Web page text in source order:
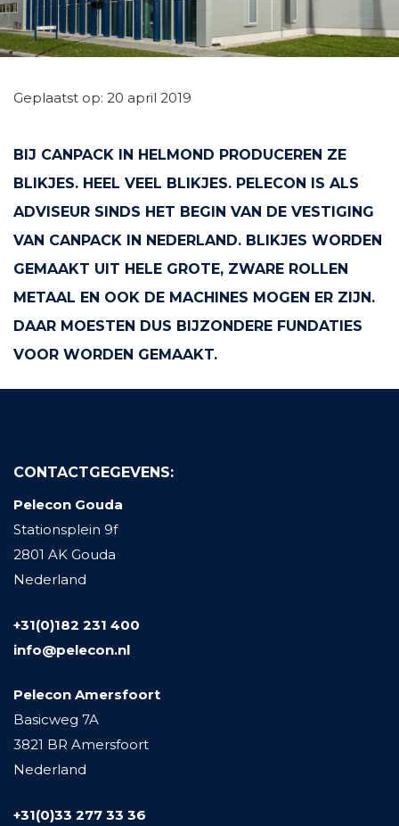
Geplaatst op: 20 april 2019
BIJ CANPACK IN HELMOND PRODUCEREN ZE
BLIKJES. HEEL VEEL BLIKJES. PELECON IS ALS
ADVISEUR SINDS HET BEGIN VAN DE VESTIGING
VAN CANPACK IN NEDERLAND. BLIKJES WORDEN
GEMAAKT UIT HELE GROTE, ZWARE ROLLEN
METAAL EN OOK DE MACHINES MOGEN ER ZIJN.
DAAR MOESTEN DUS BIJZONDERE FUNDATIES
VOOR WORDEN GEMAAKT.
CONTACTGEGEVENS:
Pelecon Gouda
Stationsplein 9f
2801 AK Gouda
Nederland
+31(0)182 231 400
info@pelecon.nl
Pelecon Amersfoort
Basicweg 7A
3821 BR Amersfoort
Nederland
+31(0)33 277 33 36